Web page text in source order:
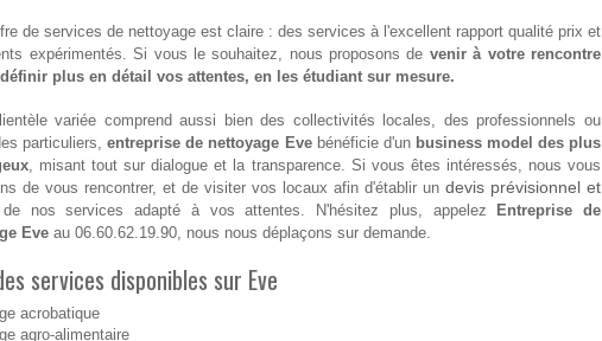
de services de nettoyage est claire : des services à l'excellent rapport qualité prix et
expérimentés. Si vous le souhaitez, nous proposons de venir à votre rencontre
plus en détail vos attentes, en les étudiant sur mesure.
variée comprend aussi bien des collectivités locales, des professionnels ou
particuliers,entreprise de nettoyage Evebénéficie d'un business model des plus
, misant tout sur dialogue et la transparence. Si vous êtes intéressés, nous vous
de vous rencontrer, et de visiter vos locaux afin d'établir un devis prévisionnel et
de nos services adapté à vos attentes. N'hésitez plus, appelez
Entreprise de
Eve au 06.60.62.19.90, nous nous déplaçons sur demande.
services disponibles sur Eve
acrobatique
agro-alimentaire